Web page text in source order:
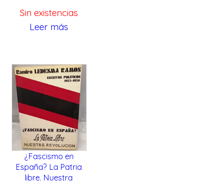
Sin existencias
Leer más
¿Fascismo en
España? La Patria
libre. Nuestra